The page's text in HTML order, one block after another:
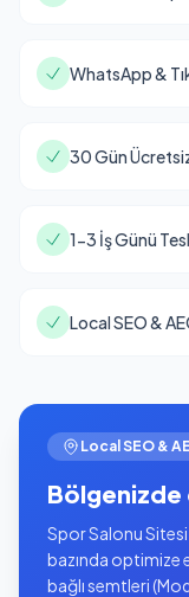
WhatsApp &
30 Gün
1-3 İş Günü
Local SEO &
Local SEO &
Bölgenizde
Spor Salonu
bazında optimize
bağlı semtleri